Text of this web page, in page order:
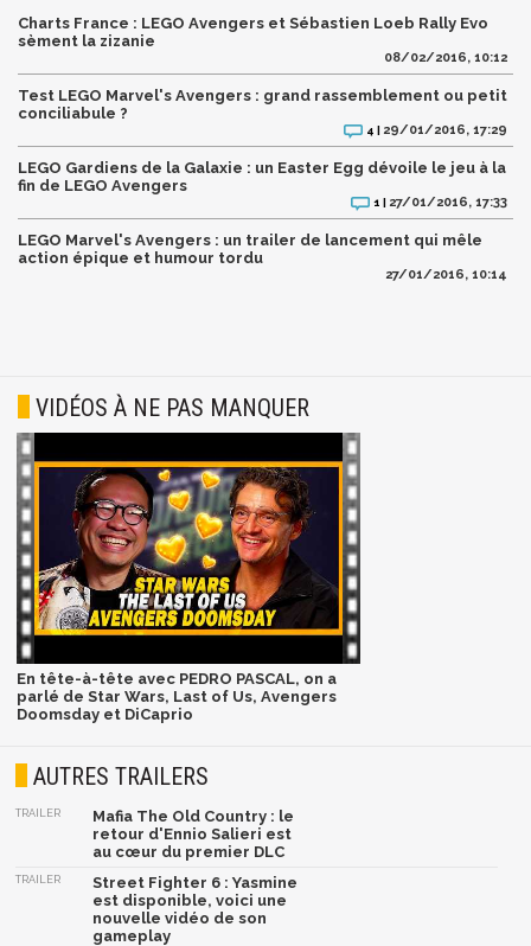
Charts France : LEGO Avengers et Sébastien Loeb Rally Evo
sèment la zizanie
08/02/2016, 10:12
Test LEGO Marvel's Avengers : grand rassemblement ou petit
conciliabule ?
4 | 29/01/2016, 17:29
LEGO Gardiens de la Galaxie : un Easter Egg dévoile le jeu à la
fin de LEGO Avengers
1 | 27/01/2016, 17:33
LEGO Marvel's Avengers : un trailer de lancement qui mêle
action épique et humour tordu
27/01/2016, 10:14
VIDÉOS À NE PAS MANQUER
En tête-à-tête avec PEDRO PASCAL, on a
parlé de Star Wars, Last of Us, Avengers
Doomsday et DiCaprio
AUTRES TRAILERS
TRAILER
Mafia The Old Country : le
retour d'Ennio Salieri est
au cœur du premier DLC
TRAILER
Street Fighter 6 : Yasmine
est disponible, voici une
nouvelle vidéo de son
gameplay